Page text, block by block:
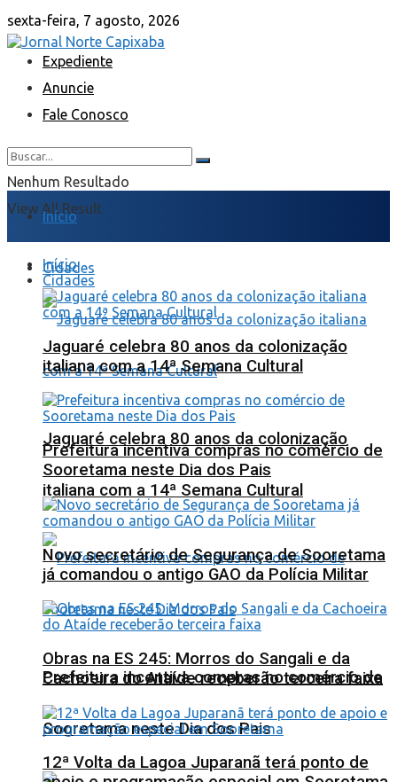
sexta-feira, 7 agosto, 2026
Expediente
Anuncie
Fale Conosco
Nenhum Resultado
View All Result
Início
Cidades
Jaguaré celebra 80 anos da colonização
italiana com a 14ª Semana Cultural
Prefeitura incentiva compras no comércio de
Sooretama neste Dia dos Pais
Início
Cidades
Jaguaré celebra 80 anos da colonização
italiana com a 14ª Semana Cultural
Prefeitura incentiva compras no comércio de
Sooretama neste Dia dos Pais
Novo secretário de Segurança de Sooretama
já comandou o antigo GAO da Polícia Militar
Obras na ES 245: Morros do Sangali e da
Cachoeira do Ataíde receberão terceira faixa
12ª Volta da Lagoa Juparanã terá ponto de